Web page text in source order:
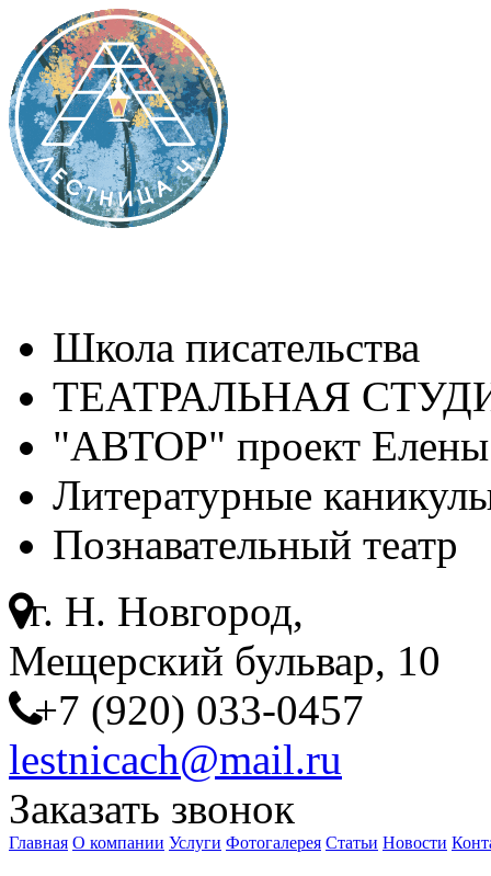
Школа писательства
ТЕАТРАЛЬНАЯ
"АВТОР" проект
Литературные
Познавательный театр
г. Н. Новгород,
Мещерский бульвар, 10
+7 (920) 033-0457
lestnicach@mail.ru
Заказать звонок
Главная О компании Услуги Фотогалерея Статьи Новости